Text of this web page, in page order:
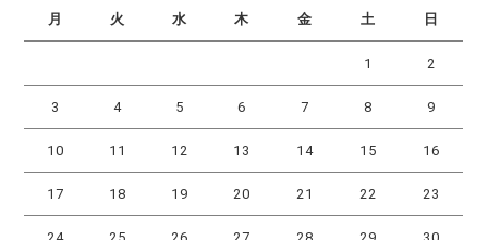
月 火 水 木 金 土 日
1 2
3 4 5 6 7 8 9
10 11 12 13 14 15 16
17 18 19 20 21 22 23